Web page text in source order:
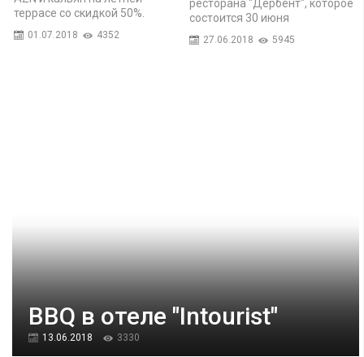
террасе со скидкой 50%.
01.07.2018 4352
ресторана "Дербент", которое
состоится 30 июня
27.06.2018 5945
BBQ в отеле "Intourist"
13.06.2018 3330